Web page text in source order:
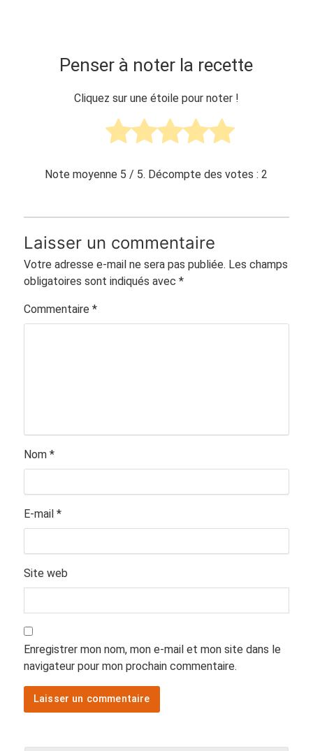
Penser à noter la recette
Cliquez sur une étoile pour noter !
Note moyenne 5 / 5. Décompte des votes :2
Laisser un commentaire
Votre adresse e-mail ne sera pas publiée. Les champs
obligatoires sont indiqués avec *
Commentaire *
Nom *
E-mail *
Site web
Enregistrer mon nom, mon e-mail et mon site dans le
navigateur pour mon prochain commentaire.